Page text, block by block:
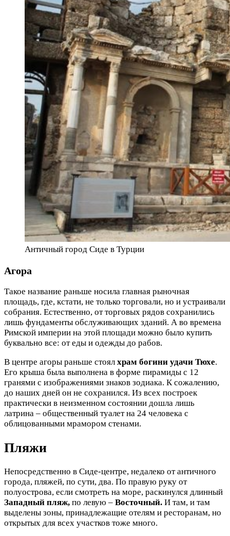
Античный город Сиде в Турции
Агора
Такое название раньше носила главная рыночная
площадь, где, кстати, не только торговали, но и устраивали
собрания. Естественно, от торговых рядов сохранились
лишь фундаменты обслуживающих зданий. А во времена
Римской империи на этой площади можно было купить
буквально все: от еды и одежды до рабов.
В центре агоры раньше стоял храм богини удачи Тюхе.
Его крыша была выполнена в форме пирамиды с 12
гранями с изображениями знаков зодиака. К сожалению,
до наших дней он не сохранился. Из всех построек
практически в неизменном состоянии дошла лишь
латрина – общественный туалет на 24 человека с
облицованными мрамором стенами.
Пляжи
Непосредственно в Сиде-центре, недалеко от античного
города, пляжей, по сути, два. По правую руку от
полуострова, если смотреть на море, раскинулся длинный
Западный пляж, по левую – Восточный. И там, и там
выделены зоны, принадлежащие отелям и ресторанам, но
открытых для всех участков тоже много.